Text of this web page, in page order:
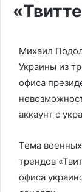
Михаил
Украины из
офиса
аккаунт с
Тема
трендов
офиса